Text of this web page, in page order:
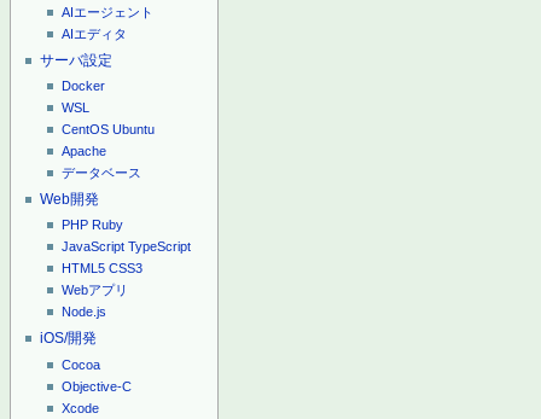
AIエージェント
AIエディタ
サーバ設定
Docker
WSL
CentOS Ubuntu
Apache
データベース
Web開発
PHP Ruby
JavaScript TypeScript
HTML5 CSS3
Webアプリ
Node.js
iOS/開発
Cocoa
Objective-C
Xcode